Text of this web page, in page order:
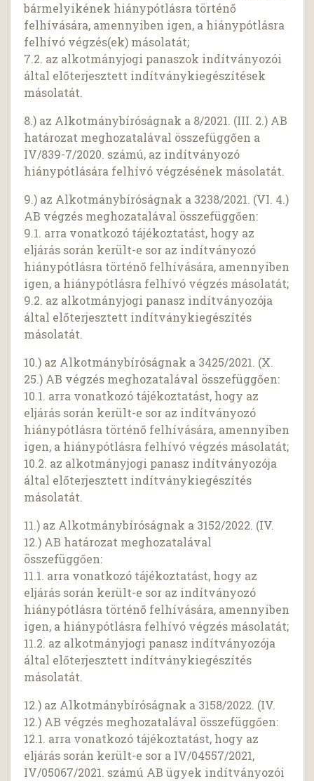
bármelyikének hiánypótlásra történő
felhívására, amennyiben igen, a hiánypótlásra
felhívó végzés(ek) másolatát;
7.2. az alkotmányjogi panaszok indítványozói
által előterjesztett indítványkiegészítések
másolatát.
8.) az Alkotmánybíróságnak a 8/2021. (III. 2.) AB
határozat meghozatalával összefüggően a
IV/839-7/2020. számú, az indítványozó
hiánypótlására felhívó végzésének másolatát.
9.) az Alkotmánybíróságnak a 3238/2021. (VI. 4.)
AB végzés meghozatalával összefüggően:
9.1. arra vonatkozó tájékoztatást, hogy az
eljárás során került-e sor az indítványozó
hiánypótlásra történő felhívására, amennyiben
igen, a hiánypótlásra felhívó végzés másolatát;
9.2. az alkotmányjogi panasz indítványozója
által előterjesztett indítványkiegészítés
másolatát.
10.) az Alkotmánybíróságnak a 3425/2021. (X.
25.) AB végzés meghozatalával összefüggően:
10.1. arra vonatkozó tájékoztatást, hogy az
eljárás során került-e sor az indítványozó
hiánypótlásra történő felhívására, amennyiben
igen, a hiánypótlásra felhívó végzés másolatát;
10.2. az alkotmányjogi panasz indítványozója
által előterjesztett indítványkiegészítés
másolatát.
11.) az Alkotmánybíróságnak a 3152/2022. (IV.
12.) AB határozat meghozatalával
összefüggően:
11.1. arra vonatkozó tájékoztatást, hogy az
eljárás során került-e sor az indítványozó
hiánypótlásra történő felhívására, amennyiben
igen, a hiánypótlásra felhívó végzés másolatát;
11.2. az alkotmányjogi panasz indítványozója
által előterjesztett indítványkiegészítés
másolatát.
12.) az Alkotmánybíróságnak a 3158/2022. (IV.
12.) AB végzés meghozatalával összefüggően:
12.1. arra vonatkozó tájékoztatást, hogy az
eljárás során került-e sor a IV/04557/2021,
IV/05067/2021. számú AB ügyek indítványozói